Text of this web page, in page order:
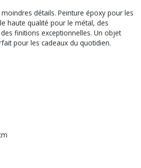
détails. Peinture époxy pour les
haute qualité pour le métal, des
finitions exceptionnelles. Un objet
pour les cadeaux du quotidien.